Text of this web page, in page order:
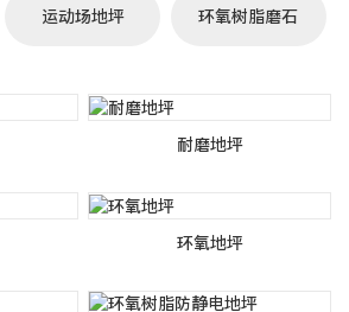
运动场地坪 环氧树脂磨石
耐磨地坪
环氧地坪